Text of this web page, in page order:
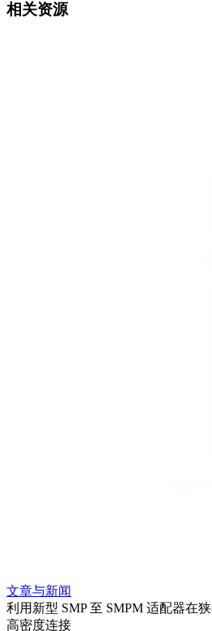
相关资源
文章与新闻
利用新型 SMP 至 SMPM 适配器在
高密度连接